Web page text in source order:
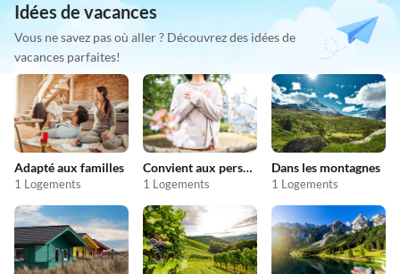
Idées de vacances
Vous ne savez pas où aller ? Découvrez des idées de
vacances parfaites!
Adapté aux familles
1 Logements
Convient aux personnes allergiques
1 Logements
Dans les montagnes
1 Logements